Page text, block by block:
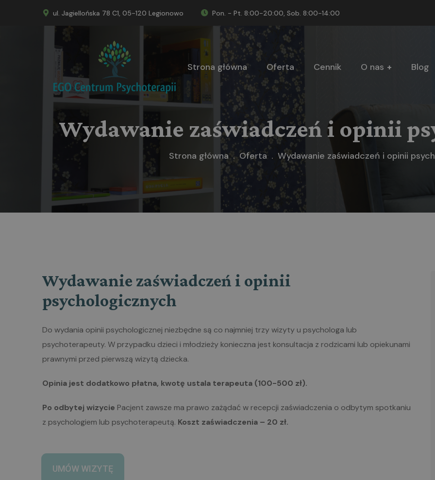
ul. Jagiellońska 78 C1, 05-120 Legionowo Pon. - Pt. 8:00-20:00, Sob. 8:00-14:00
Strona główna Oferta Cennik O nas Blog
Wydawanie zaświadczeń i opinii
Strona główna Oferta Wydawanie zaświadczeń i opinii
Wydawanie zaświadczeń i opinii
psychologicznych
Do wydania opinii psychologicznej niezbędne są co najmniej trzy wizyty u psychologa lub
psychoterapeuty. W przypadku dzieci i młodzieży konieczna jest konsultacja z rodzicami lub opiekunami
prawnymi przed pierwszą wizytą dziecka.
Opinia jest dodatkowo płatna, kwotę ustala terapeuta (100-500 zł).
Po odbytej wizycie Pacjent zawsze ma prawo zażądać w recepcji zaświadczenia o odbytym spotkaniu
z psychologiem lub psychoterapeutą. Koszt zaświadczenia – 20 zł.
UMÓW WIZYTĘ